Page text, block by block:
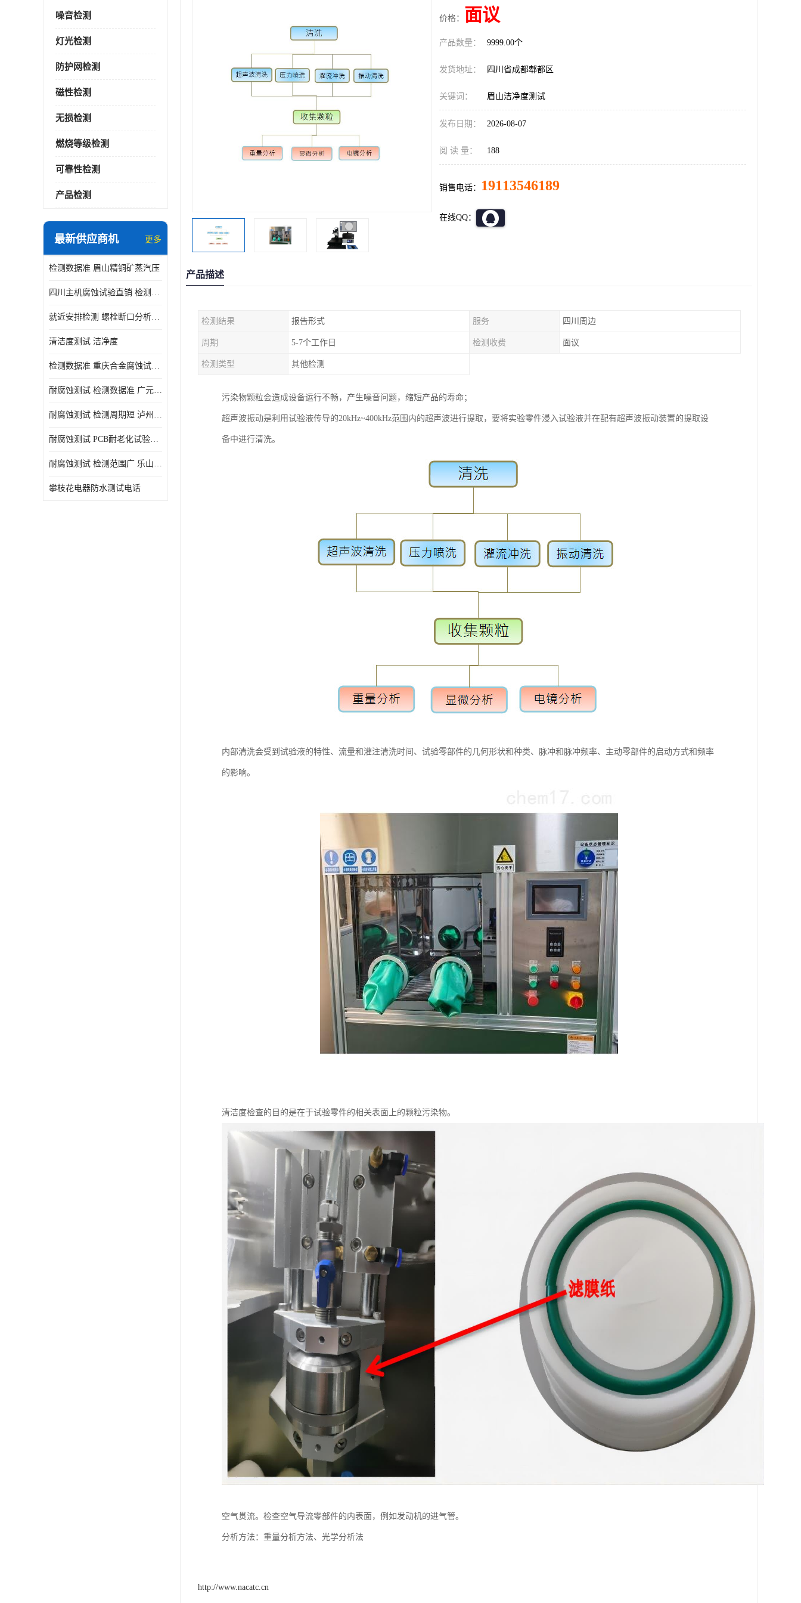
噪音检测
灯光检测
防护网检测
磁性检测
无损检测
燃烧等级检测
可靠性检测
产品检测
最新供应商机 更多
检测数据准 眉山精铜矿蒸汽压
四川主机腐蚀试验直销 检测数据准
就近安排检测 螺栓断口分析公司 断裂失效分析
清洁度测试 洁净度
检测数据准 重庆合金腐蚀试验厂商
耐腐蚀测试 检测数据准 广元家电腐蚀试验
耐腐蚀测试 检测周期短 泸州仪器仪表盐雾试验
耐腐蚀测试 PCB耐老化试验供应 就近安排检测
耐腐蚀测试 检测范围广 乐山腐蚀试验供应
攀枝花电器防水测试电话
价格： 面议
产品数量： 9999.00个
发货地址： 四川省成都郫都区
关键词： 眉山洁净度测试
发布日期： 2026-08-07
阅 读 量： 188
销售电话： 19113546189
在线QQ：
产品描述
检测结果 报告形式 服务 四川周边
周期 5-7个工作日 检测收费 面议
检测类型 其他检测
污染物颗粒会造成设备运行不畅，产生噪音问题，缩短产品的寿命；
超声波振动是利用试验液传导的20kHz~400kHz范围内的超声波进行提取，要将实验零件浸入试验液并在配有超声波振动装置的提取设
备中进行清洗。
内部清洗会受到试验液的特性、流量和灌注清洗时间、试验零部件的几何形状和种类、脉冲和脉冲频率、主动零部件的启动方式和频率
的影响。
清洁度检查的目的是在于试验零件的相关表面上的颗粒污染物。
空气贯流。检查空气导流零部件的内表面，例如发动机的进气管。
分析方法：重量分析方法、光学分析法
http://www.nacatc.cn